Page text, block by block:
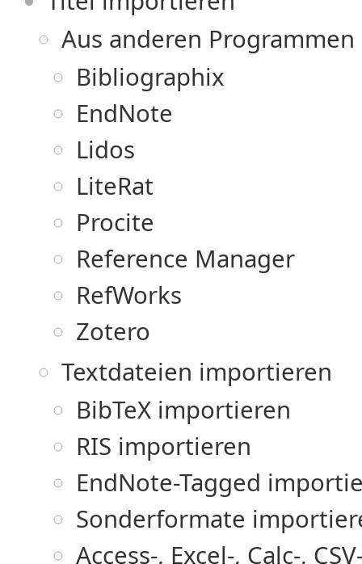
Aus anderen
Bibliographix
EndNote
Lidos
LiteRat
Procite
Reference Manager
RefWorks
Zotero
Textdateien importieren
BibTeX importieren
RIS importieren
EndNote-Tagged
Sonderformate
Access-, Excel-, Calc-,